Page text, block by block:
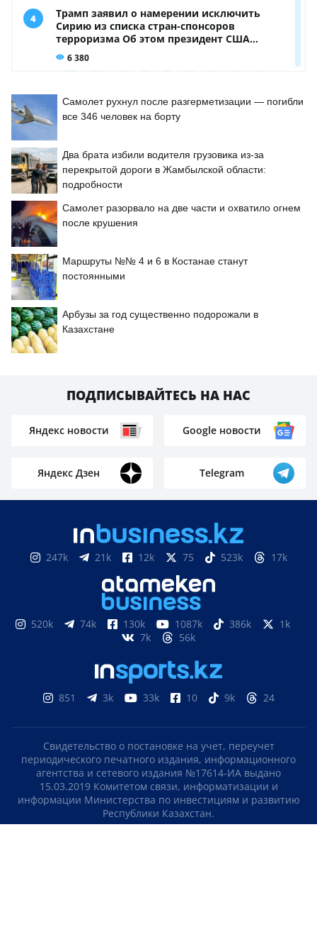
Самолет рухнул после разгерметизации — погибли
все 346 человек на борту
Два брата избили водителя грузовика из-за
перекрытой дороги в Жамбылской области:
подробности
Самолет разорвало на две части и охватило огнем
после крушения
Маршруты №№ 4 и 6 в Костанае станут
постоянными
Арбузы за год существенно подорожали в
Казахстане
ПОДПИСЫВАЙТЕСЬ НА НАС
Яндекс новости Google новости
Яндекс Дзен Telegram
247k 21k 12k 75 523k 17k
520k 74k 130k 1087k 386k
1k
7k
56k
851 3k 33k 10 9k 24
Свидетельство о постановке на учет, переучет
периодического печатного издания, информационного
агентства и сетевого издания №17614-ИА выдано
15.03.2019 Комитетом связи, информатизации и
информации Министерства по инвестициям и развитию
Республики Казахстан.